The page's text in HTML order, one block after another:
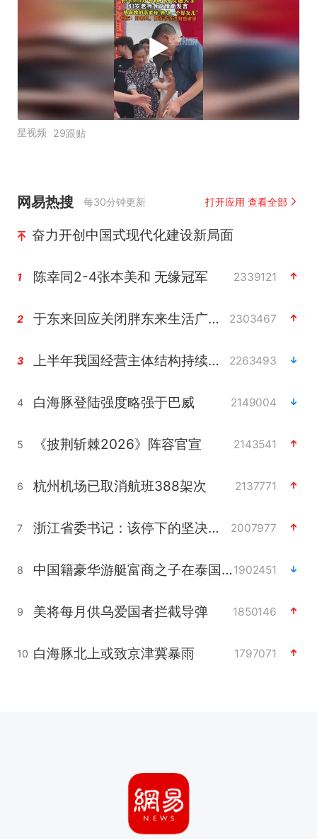
星视频 29跟贴
网易热搜 每30分钟更新 打开应用 查看全部
奋力开创中国式现代化建设新局面
1 陈幸同2-4张本美和 无缘冠军 2339121
2 于东来回应关闭胖东来生活广场店 2303467
3 上半年我国经营主体结构持续优化 2263493
4 白海豚登陆强度略强于巴威 2149004
5 《披荆斩棘2026》阵容官宣 2143541
6 杭州机场已取消航班388架次 2137771
7 浙江省委书记：该停下的坚决停下来 2007977
8 中国籍豪华游艇富商之子在泰国被杀1902451
9 美将每月供乌爱国者拦截导弹 1850146
10 白海豚北上或致京津冀暴雨 1797071